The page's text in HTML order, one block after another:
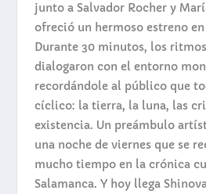
junto a Salvador Rocher y
ofreció un hermoso estreno
Durante 30 minutos, los
dialogaron con el entorno
recordándole al público que
cíclico: la tierra, la luna, las
existencia. Un preámbulo
una noche de viernes que se
mucho tiempo en la crónica
Salamanca.Y hoy llega